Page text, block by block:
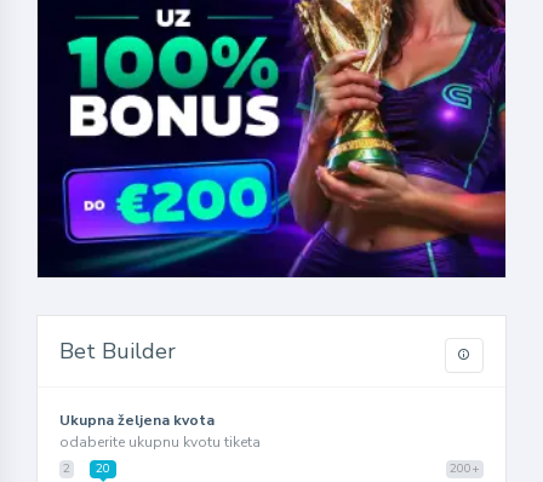
Bet Builder
Ukupna željena kvota
odaberite ukupnu kvotu tiketa
2 200+
20